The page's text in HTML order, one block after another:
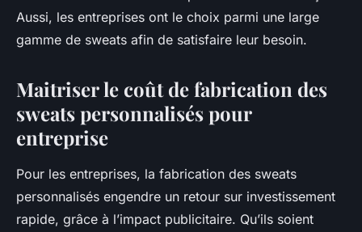
Aussi, les entreprises ont le choix parmi une large
gamme de sweats afin de satisfaire leur besoin.
Maitriser le coût de fabrication des
sweats personnalisés pour
entreprise
Pour les entreprises, la fabrication des sweats
personnalisés engendre un retour sur investissement
rapide, grâce à l’impact publicitaire. Qu’ils soient